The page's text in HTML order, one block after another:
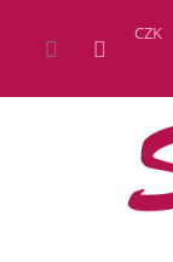
obsah
CZK